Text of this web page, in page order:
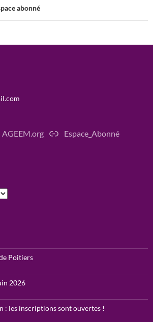
abonné
AGEEM.org Espace_Abonné
Poitiers
2026
: les inscriptions sont ouvertes !